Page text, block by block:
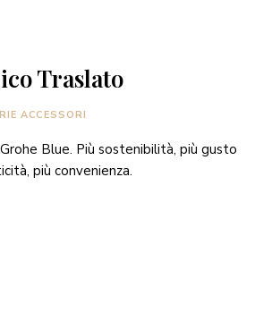
Traslato
ACCESSORI
Blue. Più sostenibilità, più gusto
più convenienza.